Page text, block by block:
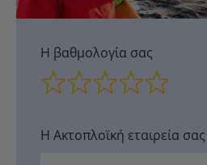
Η βαθμολογία σας
Η Ακτοπλοϊκή εταιρεία σας